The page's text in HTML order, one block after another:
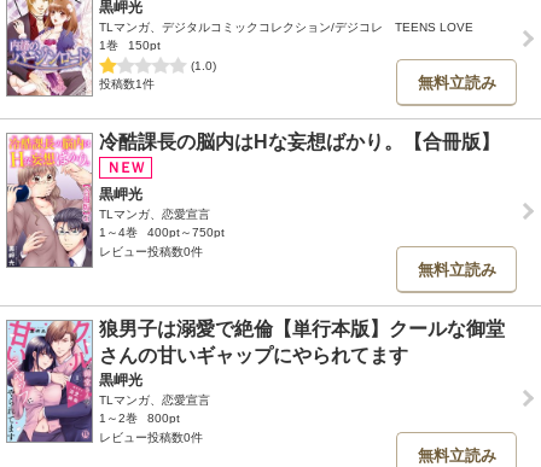
黒岬光
TLマンガ、デジタルコミックコレクション/デジコレ TEENS LOVE
1巻
150pt
(1.0)
投稿数1件
無料立読み
冷酷課長の脳内はHな妄想ばかり。【合冊版】
黒岬光
TLマンガ、恋愛宣言
1～4巻
400pt～750pt
レビュー投稿数0件
無料立読み
狼男子は溺愛で絶倫【単行本版】クールな御堂
さんの甘いギャップにやられてます
黒岬光
TLマンガ、恋愛宣言
1～2巻
800pt
レビュー投稿数0件
無料立読み